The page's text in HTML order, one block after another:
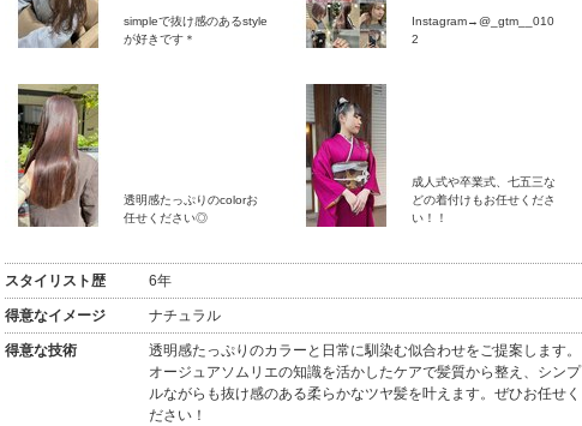
2026年9月
1
2 3 4 5
7 8 9
休
11 12
19
25
simpleで抜け感のあるstyle
が好きです＊
Instagram→@_gtm__010
2
透明感たっぷりのcolorお
任せください◎
成人式や卒業式、七五三な
どの着付けもお任せくださ
い！！
スタイリスト歴 6年
得意なイメージ ナチュラル
得意な技術
透明感たっぷりのカラーと日常に馴染む似合わせをご提案します。
オージュアソムリエの知識を活かしたケアで髪質から整え、シンプ
ルながらも抜け感のある柔らかなツヤ髪を叶えます。ぜひお任せく
ださい！